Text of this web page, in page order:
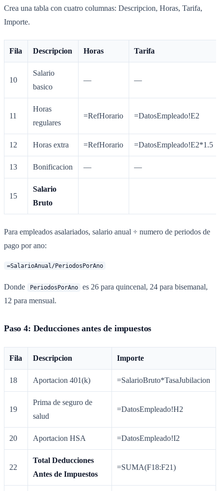
Crea una tabla con cuatro columnas: Descripcion, Horas, Tarifa,
Importe.
Fila Descripcion Horas Tarifa
10
Salario
basico
— —
11
Horas
regulares
=RefHorario =DatosEmpleado!E2
12 Horas extra =RefHorario =DatosEmpleado!E2*1.5
13 Bonificacion — —
15
Salario
Bruto
Para empleados asalariados, salario anual ÷ numero de periodos de
pago por ano:
=SalarioAnual/PeriodosPorAno
Donde PeriodosPorAno
es 26 para quincenal, 24 para bisemanal,
12 para mensual.
Paso 4: Deducciones antes de impuestos
Fila Descripcion Importe
18 Aportacion 401(k) =SalarioBruto*TasaJubilacion
19
Prima de seguro de
salud
=DatosEmpleado!H2
20 Aportacion HSA =DatosEmpleado!I2
22
Total Deducciones
Antes de Impuestos
=SUMA(F18:F21)